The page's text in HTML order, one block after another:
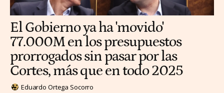
El Gobierno ya ha 'movido'
77.000M en los presupuestos
prorrogados sin pasar por las
Cortes, más que en todo 2025
Eduardo Ortega Socorro